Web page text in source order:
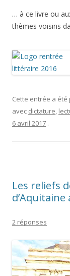
… à ce livre ou
thèmes voisins
Cette entrée a
avec dictature,
6 avril 2017 .
Les reliefs
2 réponses